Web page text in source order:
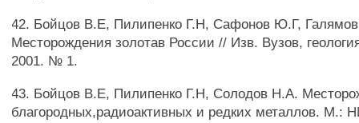
42. Бойцов В.Е, Пилипенко Г.Н, Сафонов Ю.Г,
Месторождения золотав России // Изв. Вузов,
2001. № 1.
43. Бойцов В.Е, Пилипенко Г.Н, Солодов Н.А.
благородных,радиоактивных и редких металлов. М.: